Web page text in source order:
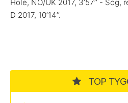
Hole, NO/UK 2017, 3’57’’ -
D 2017, 10’14’’.
TOP